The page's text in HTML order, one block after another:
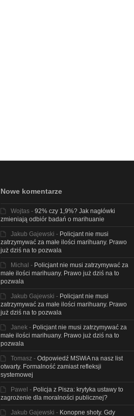
Nowe komentarze
Wojtas- 92% czy 1,9%? Jak nagłówki
zmieniają odbiór badań o marihuanie
Jakub Gajewski - Policjant nie musi
zatrzymywać za małe ilości marihuany. Prawo
już dziś na to pozwala
Michal - Policjant nie musi zatrzymywać za
małe ilości marihuany. Prawo już dziś na to
pozwala
Jakub Gajewski - Policjant nie musi
zatrzymywać za małe ilości marihuany. Prawo
już dziś na to pozwala
Janek- Policjant nie musi zatrzymywać za
małe ilości marihuany. Prawo już dziś na to
pozwala
Tomasz- Odpowiedź MSWiA na nasz list
otwarty. Formalność zamiast refleksji
systemowej
Pawel - Policja z Pisza: krytyka ustawy to
zagrożenie dla moralności publicznej?
Jakub Gajewski - Konopne shoty. Gdy